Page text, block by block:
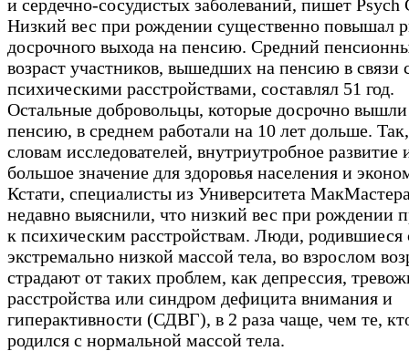
и сердечно-сосудистых заболеваний, пишет Psych
Низкий вес при рождении существенно повышал
досрочного выхода на пенсию. Средний
возраст участников, вышедших на пенсию в связи
психическими расстройствами, составлял 51 год.
Остальные добровольцы, которые досрочно
пенсию, в среднем работали на 10 лет дольше.
словам исследователей, внутриутробное развитие
большое значение для здоровья населения и
Кстати, специалисты из Университета
недавно выяснили, что низкий вес при рождении
к психическим расстройствам. Люди, родившиеся
экстремально низкой массой тела, во взрослом
страдают от таких проблем, как депрессия,
расстройства или синдром дефицита внимания и
гиперактивности (СДВГ), в 2 раза чаще, чем те,
родился с нормальной массой тела.